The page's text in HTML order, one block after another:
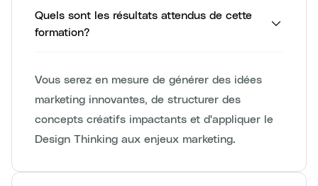
Quels sont les résultats attendus de cette
formation?
Vous serez en mesure de générer des idées
marketing innovantes, de structurer des
concepts créatifs impactants et d'appliquer le
Design Thinking aux enjeux marketing.